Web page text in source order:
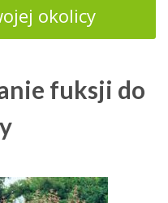
okolicy
fuksji do